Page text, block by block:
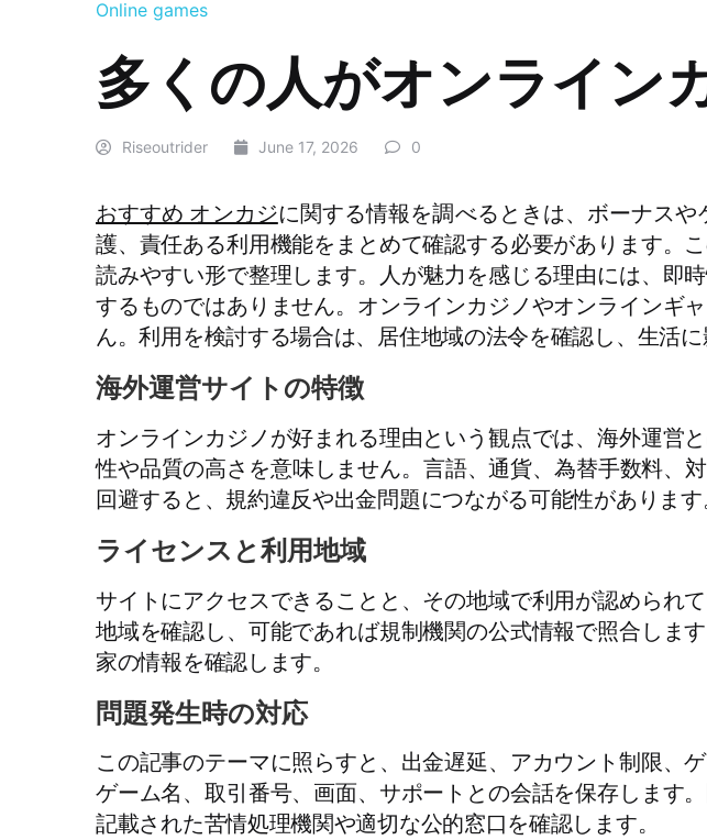
Online games
多くの人がオンライン
Riseoutrider June 17, 2026 0
おすすめ オンカジに関する情報を調べるときは、ボーナス
護、責任ある利用機能をまとめて確認する必要があります。
読みやすい形で整理します。人が魅力を感じる理由には、即
するものではありません。オンラインカジノやオンラインギ
ん。利用を検討する場合は、居住地域の法令を確認し、生活
海外運営サイトの特徴
オンラインカジノが好まれる理由という観点では、海外運営
性や品質の高さを意味しません。言語、通貨、為替手数料、
回避すると、規約違反や出金問題につながる可能性があります
ライセンスと利用地域
サイトにアクセスできることと、その地域で利用が認められ
地域を確認し、可能であれば規制機関の公式情報で照合しま
家の情報を確認します。
問題発生時の対応
この記事のテーマに照らすと、出金遅延、アカウント制限、
ゲーム名、取引番号、画面、サポートとの会話を保存します
記載された苦情処理機関や適切な公的窓口を確認します。